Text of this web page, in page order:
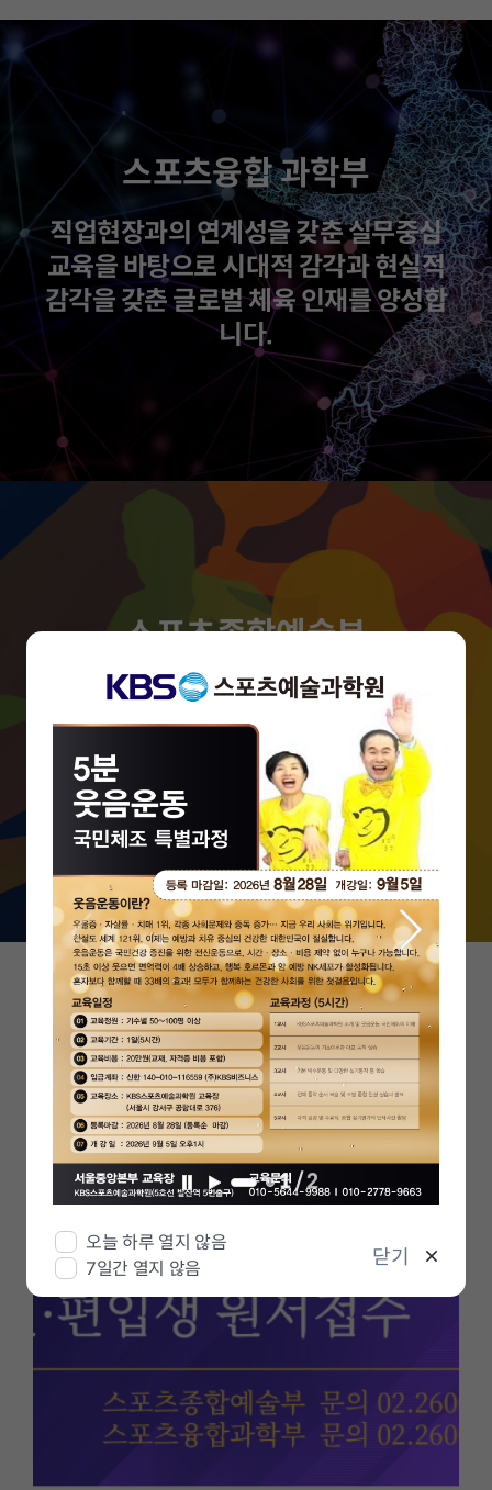
스포츠융합 과학부
직업현장과의 연계성을 갖춘 실무중심
교육을 바탕으로 시대적 감각과 현실적
감각을 갖춘 글로벌 체육 인재를 양성합
니다.
스포츠종합예술부
4차혁명시대에 무엇보다 중요해진 예
술적 감성과 가치를 스포츠와 결합하여
무한한 부가가치를 창출할 수 있는 인재
를 양성합니다.
일
정
지
재
1/2
오늘 하루 열지 않음
7일간 열지 않음
닫기